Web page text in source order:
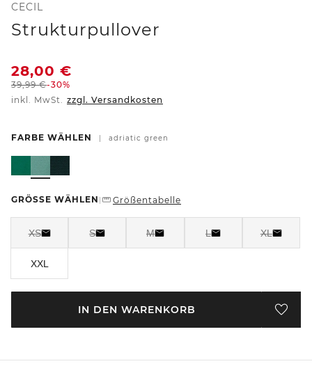
CECIL
Strukturpullover
28,00 €
39,99€-30%
inkl. MwSt. zzgl. Versandkosten
FARBE WÄHLEN | adriatic green
GRÖSSE WÄHLEN | Größentabelle
XS S M L XL
XXL
IN DEN WARENKORB